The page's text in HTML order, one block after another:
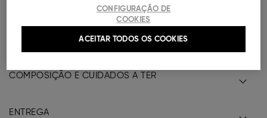
colarinho clássico, bolsos aplicados à frente e fecho
000041150153022
COMPOSIÇÃO E CUIDADOS A TER
ENTREGA
CONFIGURAÇÃO DE
COOKIES
ACEITAR TODOS OS COOKIES